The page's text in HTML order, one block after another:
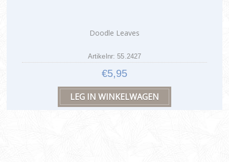
Doodle Leaves
Artikelnr: 55.2427
€5,95